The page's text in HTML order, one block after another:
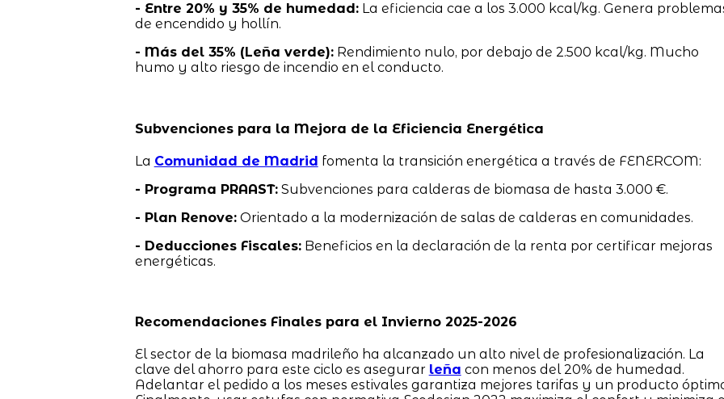
- Entre 20% y 35% de humedad:La eficiencia cae a los 3.000 kcal/kg. Genera
de encendido y hollín.
- Más del 35% (Leña verde):Rendimiento nulo, por debajo de 2.500 kcal/kg. Mucho
humo y alto riesgo de incendio en el conducto.
Subvenciones para la Mejora de la Eficiencia Energética
La Comunidad de Madrid fomenta la transición energética a través de FENERCOM:
- Programa PRAAST:Subvenciones para calderas de biomasa de hasta 3.000 €.
- Plan Renove:Orientado a la modernización de salas de calderas en comunidades.
- Deducciones Fiscales:Beneficios en la declaración de la renta por certificar mejoras
energéticas.
Recomendaciones Finales para el Invierno 2025-2026
El sector de la biomasa madrileño ha alcanzado un alto nivel de profesionalización. La
clave del ahorro para este ciclo es asegurar leña con menos del 20% de humedad.
Adelantar el pedido a los meses estivales garantiza mejores tarifas y un producto